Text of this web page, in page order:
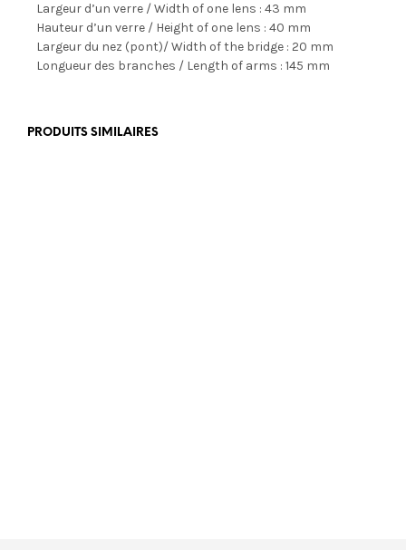
Largeur d’un verre / Width of one lens : 43 mm
Hauteur d’un verre / Height of one lens : 40 mm
Largeur du nez (pont)/ Width of the bridge : 20 mm
Longueur des branches / Length of arms : 145 mm
PRODUITS SIMILAIRES